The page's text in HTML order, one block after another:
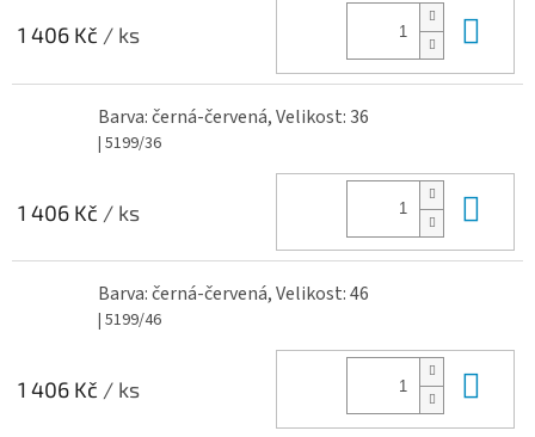
1 406 Kč / ks
Barva: černá-červená, Velikost: 36
| 5199/36
1 406 Kč / ks
Barva: černá-červená, Velikost: 46
| 5199/46
1 406 Kč / ks